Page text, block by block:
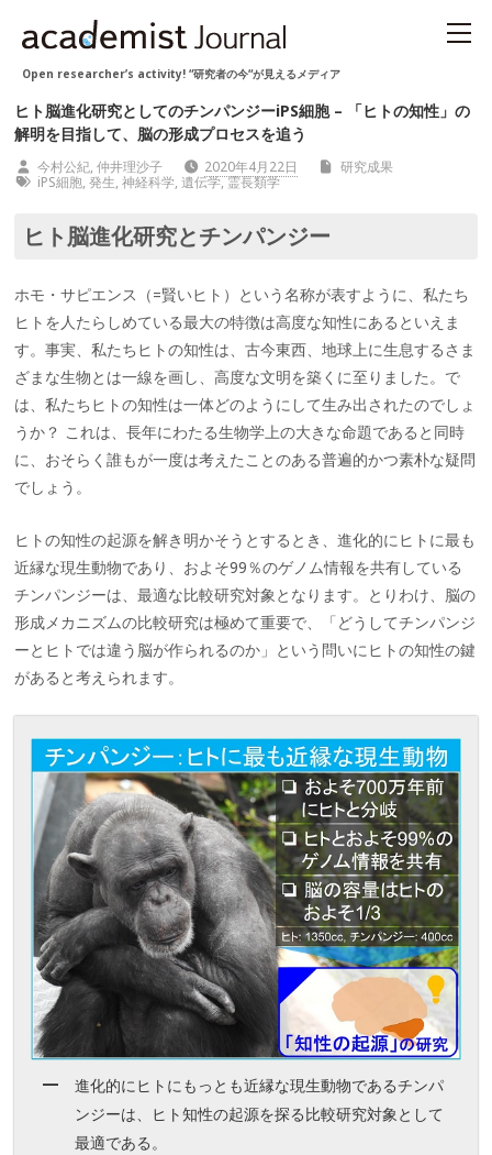
Open researcher’s activity! “研究者の今“が見えるメディア
ヒト脳進化研究としてのチンパンジーiPS細胞 – 「ヒトの知性」の
解明を目指して、脳の形成プロセスを追う
今村公紀, 仲井理沙子 2020年4月22日
研究成果
iPS細胞, 発生, 神経科学, 遺伝学,霊長類学
ヒト脳進化研究とチンパンジー
ホモ・サピエンス（=賢いヒト）という名称が表すように、私たち
ヒトを人たらしめている最大の特徴は高度な知性にあるといえま
す。事実、私たちヒトの知性は、古今東西、地球上に生息するさま
ざまな生物とは一線を画し、高度な文明を築くに至りました。で
は、私たちヒトの知性は一体どのようにして生み出されたのでしょ
うか？ これは、長年にわたる生物学上の大きな命題であると同時
に、おそらく誰もが一度は考えたことのある普遍的かつ素朴な疑問
でしょう。
ヒトの知性の起源を解き明かそうとするとき、進化的にヒトに最も
近縁な現生動物であり、およそ99％のゲノム情報を共有している
チンパンジーは、最適な比較研究対象となります。とりわけ、脳の
形成メカニズムの比較研究は極めて重要で、「どうしてチンパンジ
ーとヒトでは違う脳が作られるのか」という問いにヒトの知性の鍵
があると考えられます。
進化的にヒトにもっとも近縁な現生動物であるチンパ
ンジーは、ヒト知性の起源を探る比較研究対象として
最適である。